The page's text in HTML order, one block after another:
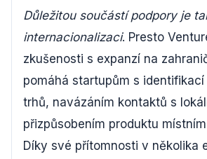
Důležitou součástí podpory je
internacionalizaci. Presto
zkušenosti s expanzí na
pomáhá startupům s
trhů, navázáním kontaktů s
přizpůsobením produktu
Díky své přítomnosti v několika